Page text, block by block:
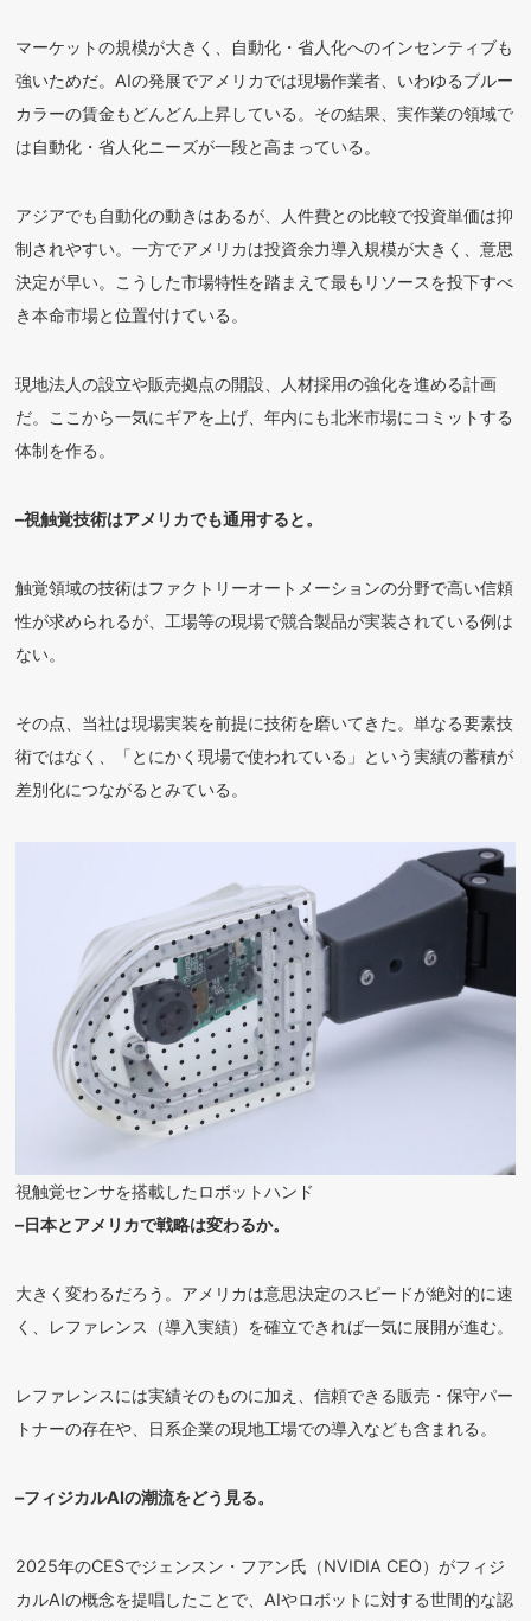
マーケットの規模が大きく、自動化・省人化へのインセンティブも
強いためだ。AIの発展でアメリカでは現場作業者、いわゆるブルー
カラーの賃金もどんどん上昇している。その結果、実作業の領域で
は自動化・省人化ニーズが一段と高まっている。
アジアでも自動化の動きはあるが、人件費との比較で投資単価は抑
制されやすい。一方でアメリカは投資余力導入規模が大きく、意思
決定が早い。こうした市場特性を踏まえて最もリソースを投下すべ
き本命市場と位置付けている。
現地法人の設立や販売拠点の開設、人材採用の強化を進める計画
だ。ここから一気にギアを上げ、年内にも北米市場にコミットする
体制を作る。
–視触覚技術はアメリカでも通用すると。
触覚領域の技術はファクトリーオートメーションの分野で高い信頼
性が求められるが、工場等の現場で競合製品が実装されている例は
ない。
その点、当社は現場実装を前提に技術を磨いてきた。単なる要素技
術ではなく、「とにかく現場で使われている」という実績の蓄積が
差別化につながるとみている。
視触覚センサを搭載したロボットハンド
–日本とアメリカで戦略は変わるか。
大きく変わるだろう。アメリカは意思決定のスピードが絶対的に速
く、レファレンス（導入実績）を確立できれば一気に展開が進む。
レファレンスには実績そのものに加え、信頼できる販売・保守パー
トナーの存在や、日系企業の現地工場での導入なども含まれる。
–フィジカルAIの潮流をどう見る。
2025年のCESでジェンスン・フアン氏（NVIDIA CEO）がフィジ
カルAIの概念を提唱したことで、AIやロボットに対する世間的な認